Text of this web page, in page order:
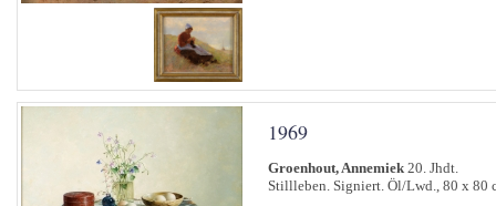
1969
Groenhout, Annemiek 20. Jhdt.
Stillleben. Signiert. Öl/Lwd., 80 x 80